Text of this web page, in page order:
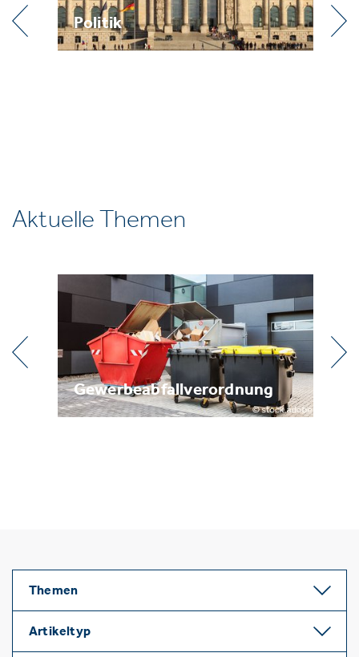
Praxis
Aktuelle Themen
Metallrecycling
Themen
Artikeltyp